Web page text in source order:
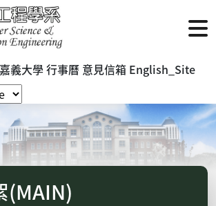
嘉義大學行事曆 意見信箱 English_Site
(MAIN)